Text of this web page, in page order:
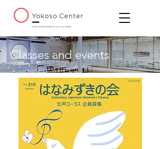
Classes and events